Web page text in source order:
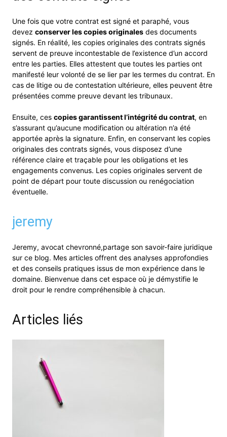
Une fois que votre contrat est signé et paraphé, vous
devez conserver les copies originales des documents
signés. En réalité, les copies originales des contrats signés
servent de preuve incontestable de l’existence d’un accord
entre les parties. Elles attestent que toutes les parties ont
manifesté leur volonté de se lier par les termes du contrat. En
cas de litige ou de contestation ultérieure, elles peuvent être
présentées comme preuve devant les tribunaux.
Ensuite, ces copies garantissent l’intégrité du contrat, en
s’assurant qu’aucune modification ou altération n’a été
apportée après la signature. Enfin, en conservant les copies
originales des contrats signés, vous disposez d’une
référence claire et traçable pour les obligations et les
engagements convenus. Les copies originales servent de
point de départ pour toute discussion ou renégociation
éventuelle.
jeremy
Jeremy, avocat chevronné,partage son savoir-faire juridique
sur ce blog. Mes articles offrent des analyses approfondies
et des conseils pratiques issus de mon expérience dans le
domaine. Bienvenue dans cet espace où je démystifie le
droit pour le rendre compréhensible à chacun.
Articles liés